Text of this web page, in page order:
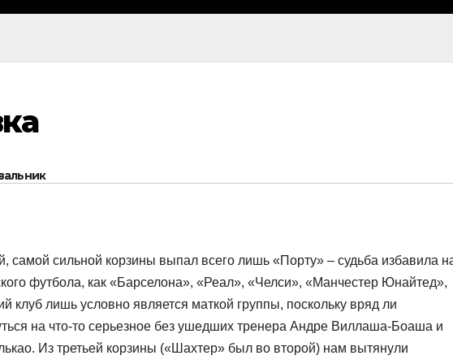
самой сильной корзины выпал всего лишь «Порту» – судьба избавила
футбола, как «Барселона», «Реал», «Челси», «Манчестер Юнайтед»,
клуб лишь условно является маткой группы, поскольку вряд ли
на что-то серьезное без ушедших тренера Андре Виллаша-Боаша и
Из третьей корзины («Шахтер» был во второй) нам вытянули